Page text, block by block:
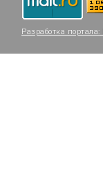
Разработка портала: